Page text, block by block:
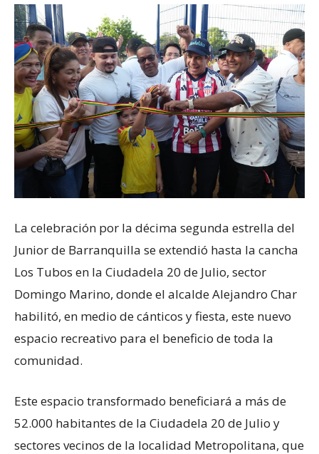
La celebración por la décima segunda estrella del
Junior de Barranquilla se extendió hasta la cancha
Los Tubos en la Ciudadela 20 de Julio, sector
Domingo Marino, donde el alcalde Alejandro Char
habilitó, en medio de cánticos y fiesta, este nuevo
espacio recreativo para el beneficio de toda la
comunidad.
Este espacio transformado beneficiará a más de
52.000 habitantes de la Ciudadela 20 de Julio y
sectores vecinos de la localidad Metropolitana, que